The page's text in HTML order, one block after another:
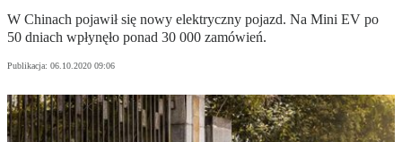
W Chinach pojawił się nowy elektryczny pojazd. Na Mini EV po
50 dniach wpłynęło ponad 30 000 zamówień.
Publikacja: 06.10.2020 09:06